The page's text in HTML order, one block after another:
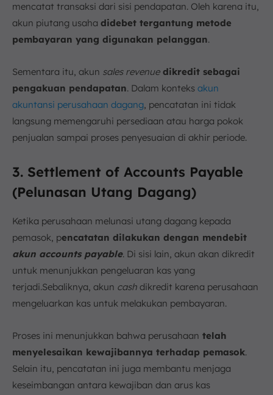
mencatat transaksi dari sisi pendapatan. Oleh karena itu,
akun piutang usaha didebet tergantung metode
pembayaran yang digunakan pelanggan.
Sementara itu, akun sales revenuedikredit sebagai
pengakuan pendapatan. Dalam konteks akun
akuntansi perusahaan dagang, pencatatan ini tidak
langsung memengaruhi persediaan atau harga pokok
penjualan sampai proses penyesuaian di akhir periode.
3. Settlement of Accounts Payable
(Pelunasan Utang Dagang)
Ketika perusahaan melunasi utang dagang kepada
pemasok, pencatatan dilakukan dengan mendebit
akun accounts payable. Di sisi lain, akun akan dikredit
untuk menunjukkan pengeluaran kas yang
terjadi.Sebaliknya, akun cash dikredit karena perusahaan
mengeluarkan kas untuk melakukan pembayaran.
Proses ini menunjukkan bahwa perusahaan telah
menyelesaikan kewajibannya terhadap pemasok.
Selain itu, pencatatan ini juga membantu menjaga
keseimbangan antara kewajiban dan arus kas